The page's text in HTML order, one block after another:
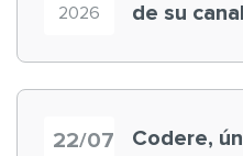
2026
de su
22/07
Codere,